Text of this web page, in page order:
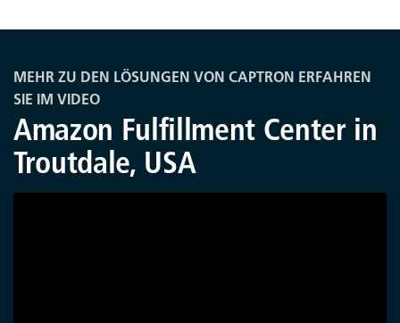
MEHR ZU DEN LÖSUNGEN VON CAPTRON ERFAHREN
SIE IM VIDEO
Amazon Fulfillment Center in
Troutdale, USA